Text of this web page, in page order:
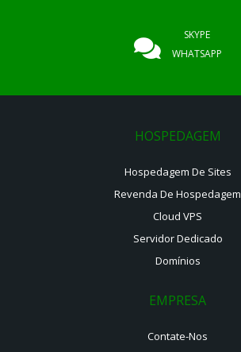
SKYPE
WHATSAPP
HOSPEDAGEM
Hospedagem De Sites
Revenda De Hospedagem
Cloud VPS
Servidor Dedicado
Domínios
EMPRESA
Contate-Nos